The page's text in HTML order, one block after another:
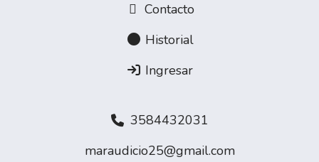
Contacto
Historial
Ingresar
3584432031
maraudicio25@gmail.com